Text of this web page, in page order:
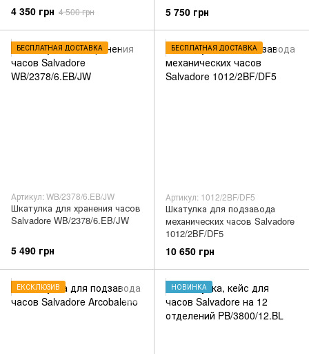
4 350 грн 4 500 грн 5 750 грн
БЕСПЛАТНАЯ ДОСТАВКА
Артикул: WB/2378/6.EB/JW
Шкатулка для хранения часов
Salvadore WB/2378/6.EB/JW
5 490 грн
БЕСПЛАТНАЯ ДОСТАВКА
Артикул: 1012/2BF/DF5
Шкатулка для подзавода
механических часов Salvadore
1012/2BF/DF5
10 650 грн
ЕКСКЛЮЗИВ НОВИНКА